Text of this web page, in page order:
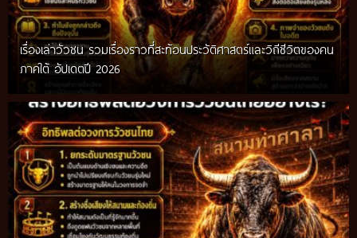
เรื่องเล่าวัวชน รวมเรื่องราวที่สะท้อนประวัติศาสตร์และวิถีชีวิตของคน
ภาคใต้ อัปเดตปี 2026